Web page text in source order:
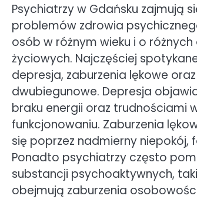
Psychiatrzy w Gdańsku zajmują
problemów zdrowia
osób w różnym wieku i o
życiowych. Najczęściej
depresja, zaburzenia lękowe
dwubiegunowe. Depresja
braku energii oraz trudnościami
funkcjonowaniu. Zaburzenia
się poprzez nadmierny niepokój,
Ponadto psychiatrzy często
substancji psychoaktywnych,
obejmują zaburzenia